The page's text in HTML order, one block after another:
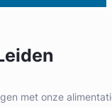
met onze